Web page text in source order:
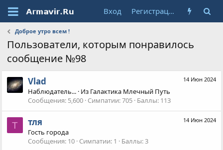
Вход Регистрация
Доброе утро всем !
Пользователи, которым понравилось
сообщение №98
14 Июн 2024
Vlad
Наблюдатель... · Из Галактика Млечный Путь
Сообщения 5,600 Симпатии 705 Баллы 113
Т
14 Июн 2024
тля
Гость города
Сообщения 10 Симпатии 1 Баллы 3